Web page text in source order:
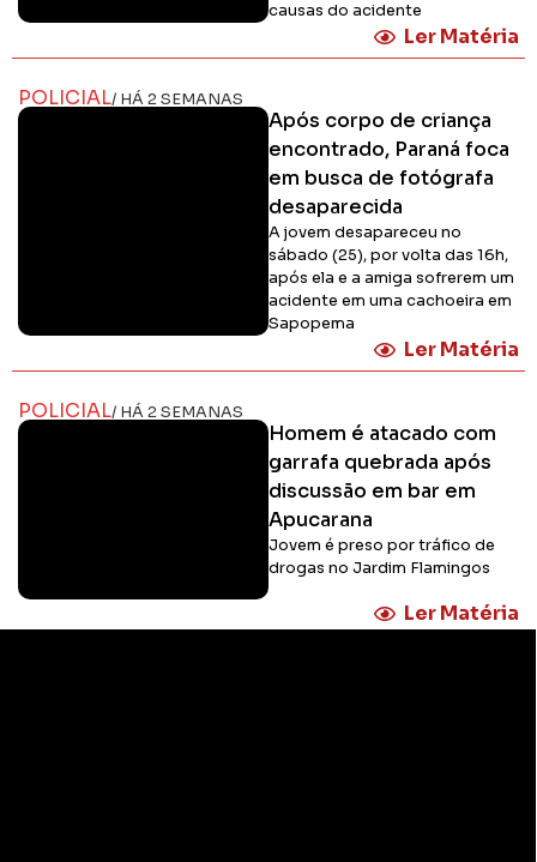
causas do acidente
Ler Matéria
POLICIAL/ HÁ 2 SEMANAS
Após corpo de criança
encontrado, Paraná foca
em busca de fotógrafa
desaparecida
A jovem desapareceu no
sábado (25), por volta das 16h,
após ela e a amiga sofrerem um
acidente em uma cachoeira em
Sapopema
Ler Matéria
POLICIAL/ HÁ 2 SEMANAS
Homem é atacado com
garrafa quebrada após
discussão em bar em
Apucarana
Jovem é preso por tráfico de
drogas no Jardim Flamingos
Ler Matéria